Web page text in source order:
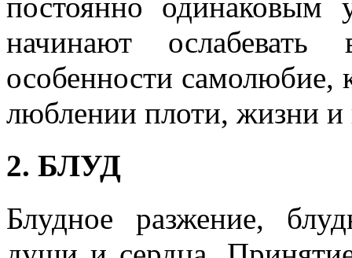
начинают
особенности самолюбие,
люблении плоти, жизни и
2. БЛУД
Блудное разжение,